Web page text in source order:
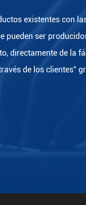
existentes con
pueden ser
directamente de la
de los clientes"